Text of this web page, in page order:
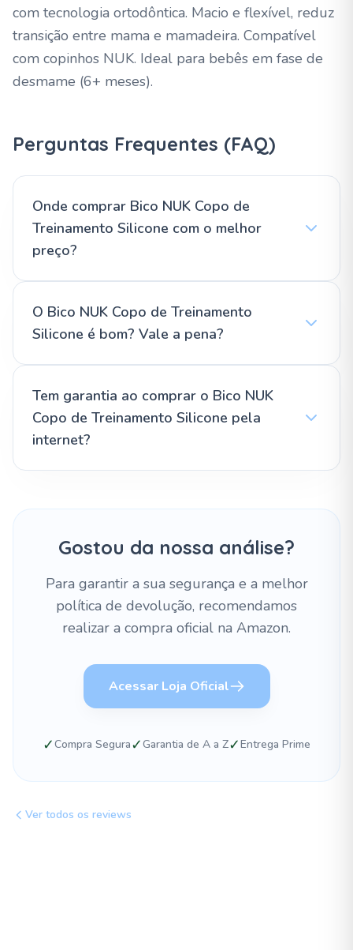
com tecnologia ortodôntica. Macio e flexível, reduz
transição entre mama e mamadeira. Compatível
com copinhos NUK. Ideal para bebês em fase de
desmame (6+ meses).
Perguntas Frequentes (FAQ)
Onde comprar Bico NUK Copo de
Treinamento Silicone com o melhor
preço?
O Bico NUK Copo de Treinamento
Silicone é bom? Vale a pena?
Tem garantia ao comprar o Bico NUK
Copo de Treinamento Silicone pela
internet?
Gostou da nossa análise?
Para garantir a sua segurança e a melhor
política de devolução, recomendamos
realizar a compra oficial na Amazon.
Acessar Loja Oficial
✓Compra Segura✓Garantia de A a Z✓Entrega Prime
Ver todos os reviews